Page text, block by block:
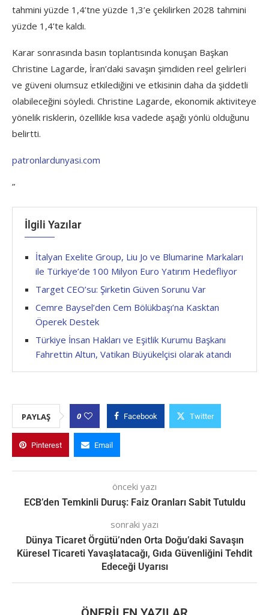
tahmini yüzde 1,4’tne yüzde 1,3’e çekilirken 2028 tahmini
yüzde 1,4’te kaldı.
Karar sonrasında basın toplantısında konuşan Başkan
Christine Lagarde, İran’daki savaşın şimdiden reel gelirleri
ve güveni olumsuz etkilediğini ve etkisinin daha da şiddetli
olabileceğini söyledi. Christine Lagarde, ekonomik aktiviteye
yönelik risklerin, özellikle kısa vadede aşağı yönlü olduğunu
belirtti.
patronlardunyasi.com
”
İlgili Yazılar
İtalyan Exelite Group, Liu Jo ve Blumarine Markaları
ile Türkiye’de 100 Milyon Euro Yatırım Hedefliyor
Target CEO’su: Şirketin Güven Sorunu Var
Cemre Baysel’den Cem Bölükbaşı’na Kasktan
Öperek Destek
Türkiye İnsan Hakları ve Eşitlik Kurumu Başkanı
Fahrettin Altun, Vatikan Büyükelçisi olarak atandı
PAYLAŞ 0 Facebook Twitter
Pinterest Email
önceki yazı
ECB’den Temkinli Duruş: Faiz Oranları Sabit Tutuldu
sonraki yazı
Dünya Ticaret Örgütü’nden Orta Doğu’daki Savaşın
Küresel Ticareti Yavaşlatacağı, Gıda Güvenliğini Tehdit
Edeceği Uyarısı